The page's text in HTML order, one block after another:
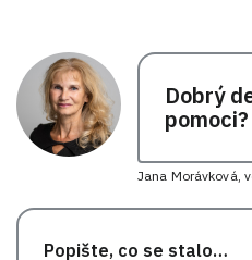
Dobrý
pomoci?
Jana Morávková,